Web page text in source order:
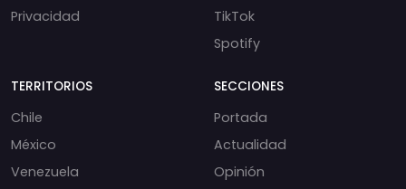
Privacidad
TikTok
Spotify
TERRITORIOS
Chile
México
Venezuela
SECCIONES
Portada
Actualidad
Opinión